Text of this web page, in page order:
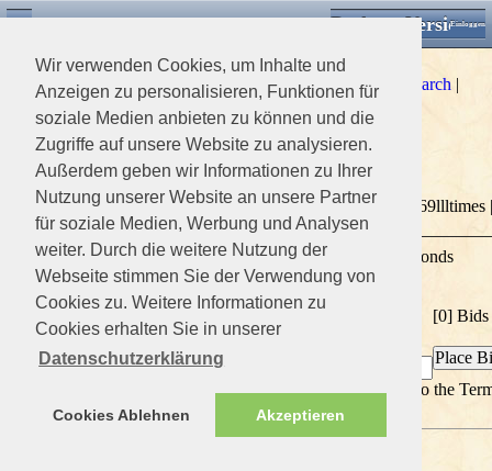
Wir verwenden Cookies, um Inhalte und
Anzeigen zu personalisieren, Funktionen für
soziale Medien anbieten zu können und die
Zugriffe auf unsere Website zu analysieren.
Außerdem geben wir Informationen zu Ihrer
Nutzung unserer Website an unsere Partner
für soziale Medien, Werbung und Analysen
weiter. Durch die weitere Nutzung der
Webseite stimmen Sie der Verwendung von
Cookies zu. Weitere Informationen zu
Cookies erhalten Sie in unserer
Datenschutzerklärung
Cookies Ablehnen Akzeptieren
Desktop VersionEinloggen
Search |
You have the high bid!
test time listing 35 days no shipping
lllStatus: | 02/10/2022 12:33 pm | lllViewed 1469llltimes
xxxTime
left:
0 days 0 hours 0 minutes 0 seconds
xxxEnds: 06/11/2022 , 12:33 pm
Current
bid:$0.00
[0] Bids
By placing this bid you agree to the
of Use foundhere